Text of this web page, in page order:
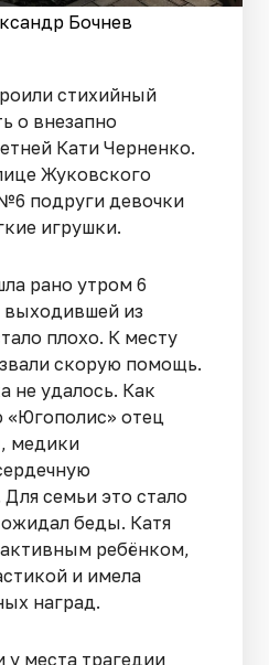
Бочнев
стихийный
о внезапно
Кати Черненко.
Жуковского
подруги девочки
игрушки.
рано утром 6
выходившей из
плохо. К месту
скорую помощь.
не удалось. Как
отец
медики
семьи это стало
беды. Катя
ребёнком,
и имела
наград.
места трагедии